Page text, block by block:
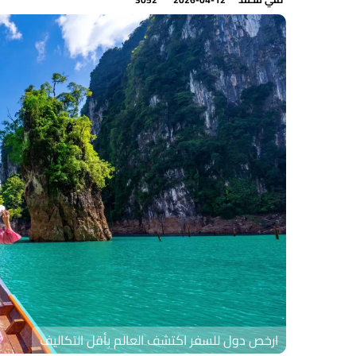
ارخص دول للسفر اكتشف العالم بأقل التكاليف